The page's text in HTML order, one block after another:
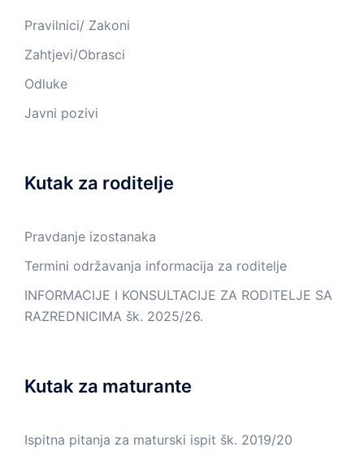
Pravilnici/ Zakoni
Zahtjevi/Obrasci
Odluke
Javni pozivi
Kutak za roditelje
Pravdanje izostanaka
Termini održavanja informacija za roditelje
INFORMACIJE I KONSULTACIJE ZA RODITELJE SA
RAZREDNICIMA šk. 2025/26.
Kutak za maturante
Ispitna pitanja za maturski ispit šk. 2019/20